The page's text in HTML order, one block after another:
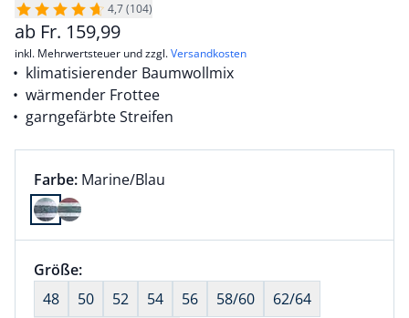
4,7 (104)
ab Fr. 159,99
inkl. Mehrwertsteuer und zzgl.Versandkosten
klimatisierender Baumwollmix
wärmender Frottee
garngefärbte Streifen
Farbauswahl:
Farbe: aktuell ausgewählt:
Marine/Blau
Farbe Marine/Blau ausgewählt
Größenauswahl:
Größe:nichts ausgewählt
48
50 52 54 56 58/60
62/64